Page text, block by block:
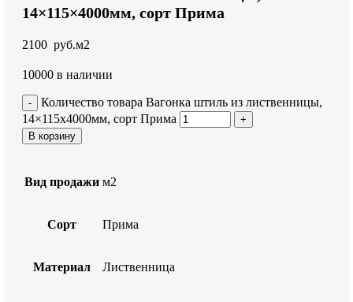
14×115×4000мм, сорт Прима
2100 руб.м2
10000 в наличии
Количество товара Вагонка штиль из лиственницы,
14×115x4000мм, сорт Прима
В корзину
Вид продажи м2
Сорт Прима
Материал Лиственница